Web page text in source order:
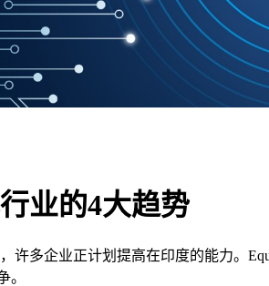
业的4大趋势
多企业正计划提高在印度的能力。
。